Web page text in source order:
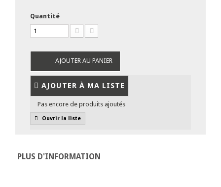
Quantité
AJOUTER AU PANIER
AJOUTER À MA LISTE
Pas encore de produits ajoutés
Ouvrir la liste
PLUS D'INFORMATION